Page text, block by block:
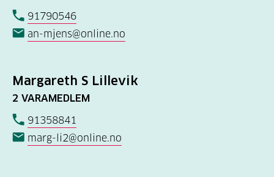
91790546
an-mjens@online.no
Margareth S Lillevik
2 VARAMEDLEM
91358841
marg-li2@online.no